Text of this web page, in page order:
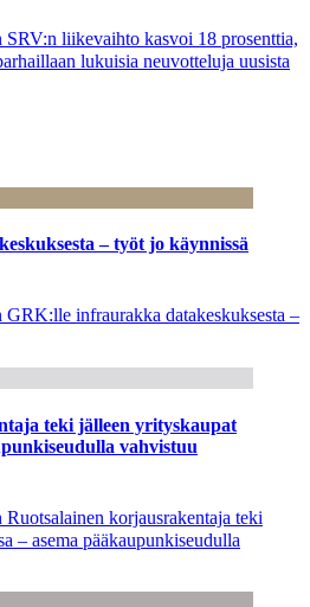
liikevaihto kasvoi 18 prosenttia,
lukuisia neuvotteluja uusista
– työt jo käynnissä
infraurakka datakeskuksesta –
teki jälleen yrityskaupat
vahvistuu
korjausrakentaja teki
– asema pääkaupunkiseudulla